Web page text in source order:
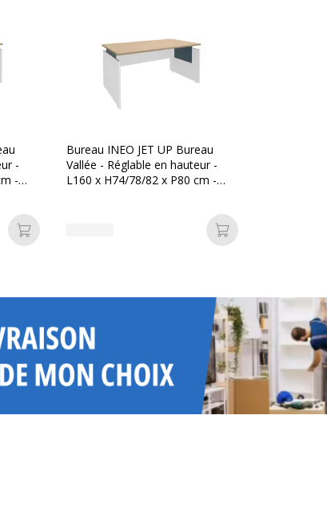
-
-
Ajouter au panier
Bureau INEO JET UP Bureau
Vallée - Réglable en hauteur -
L160 x H74/78/82 x P80 cm -
Ajouter au panier